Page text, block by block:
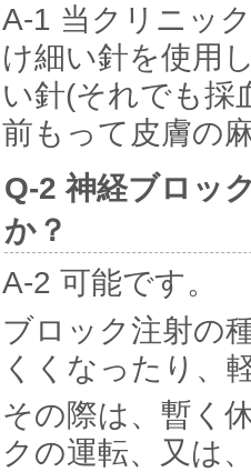
A-1 当クリニッ
け細い針を使用
い針(それでも採
前もって皮膚の
Q-2 神経ブロッ
か？
A-2 可能です。
ブロック注射の
くくなったり、
その際は、暫く
クの運転、又は